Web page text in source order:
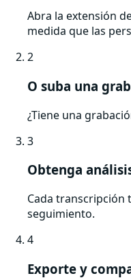
Abra la extensión
medida que las
2
O suba una
¿Tiene una
3
Obtenga
Cada transcripción
seguimiento.
4
Exporte y